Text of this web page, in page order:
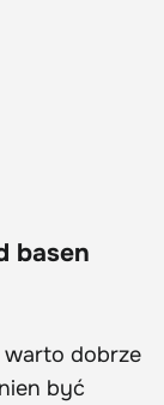
basen
warto dobrze
być